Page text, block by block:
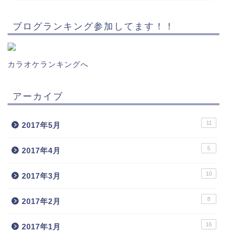
ブログランキング参加してます！！
カラオケランキングへ
アーカイブ
2017年5月 11
2017年4月 5
2017年3月 10
2017年2月 8
2017年1月 16